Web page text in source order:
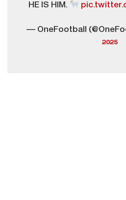
HE IS HIM.
— OneFootball
2025